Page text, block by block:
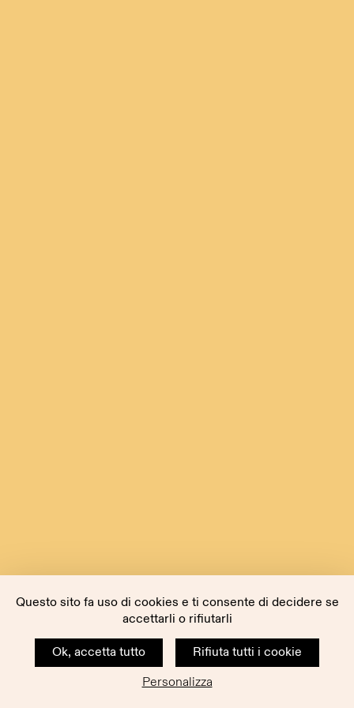
Questo sito fa uso di cookies e ti consente di decidere se
accettarli o rifiutarli
Ok, accetta tutto
Rifiuta tutti i cookie
Personalizza